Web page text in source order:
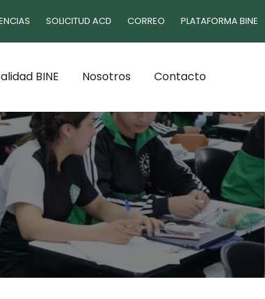
SOLICITUD ACD CORREO PLATAFORMA BINE
BINE Nosotros Contacto